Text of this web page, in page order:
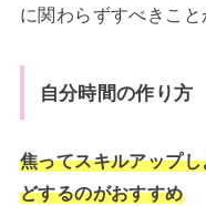
に関わらずすべきこ
自分時間の作り方
焦ってスキルアップ
どするのがおすすめ